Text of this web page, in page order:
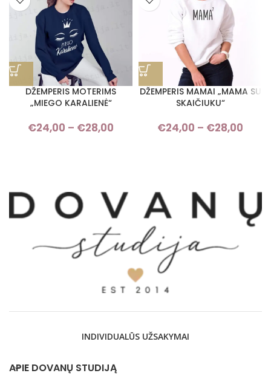
DŽEMPERIS MOTERIMS
„MIEGO KARALIENĖ“
€24,00 – €28,00
Price range: €24,00 through
DŽEMPERIS MAMAI „MAMA SU
SKAIČIUKU“
€24,00 – €28,00
INDIVIDUALŪS UŽSAKYMAI
APIE DOVANŲ STUDIJĄ